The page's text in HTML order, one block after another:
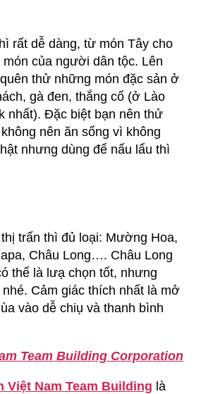
rất dễ dàng, từ món Tây cho
của người dân tộc. Lên
thử những món đặc sản ở
gà đen, thắng cố (ở Lào
nhất). Đặc biệt bạn nên thử
nên ăn sống vì không
nhưng dùng để nấu lẩu thì
trấn thì đủ loại: Mường Hoa,
Châu Long…. Châu Long
thể là lưạ chọn tốt, nhưng
Cảm giác thích nhất là mở
vào dễ chiụ và thanh bình
Team Building Corporation
Việt Nam Team Building là